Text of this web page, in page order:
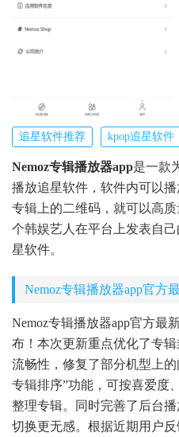
追星软件推荐 kpop追星软件
Nemoz专辑播放器app是一款
播放追星软件，软件内可以
专辑上的二维码，就可以高
个韩娱艺人在平台上发表自
星软件。
Nemoz专辑播放器app官方
Nemoz专辑播放器app官方最
布！本次更新重点优化了专
流畅性，修复了部分机型上
专辑排序”功能，可按喜爱度
整理专辑。同时完善了后台
切换更无感。根据近期用户